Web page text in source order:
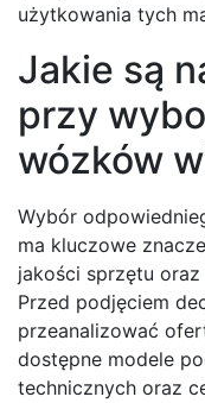
użytkowania tych
Jakie są
przy
wózków
Wybór
ma kluczowe
jakości sprzętu
Przed podjęciem
przeanalizować
dostępne modele
technicznych oraz